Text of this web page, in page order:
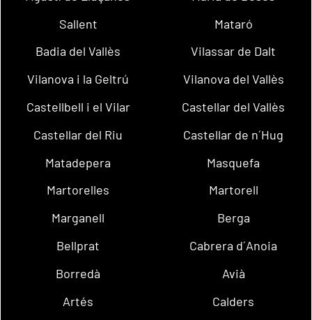
Sallent
Mataró
Badia del Vallès
Vilassar de Dalt
Vilanova i la Geltrú
Vilanova del Vallès
Castellbell i el Vilar
Castellar del Vallès
Castellar del Riu
Castellar de n´Hug
Matadepera
Masquefa
Martorelles
Martorell
Marganell
Berga
Bellprat
Cabrera d´Anoia
Borredà
Avià
Artés
Calders